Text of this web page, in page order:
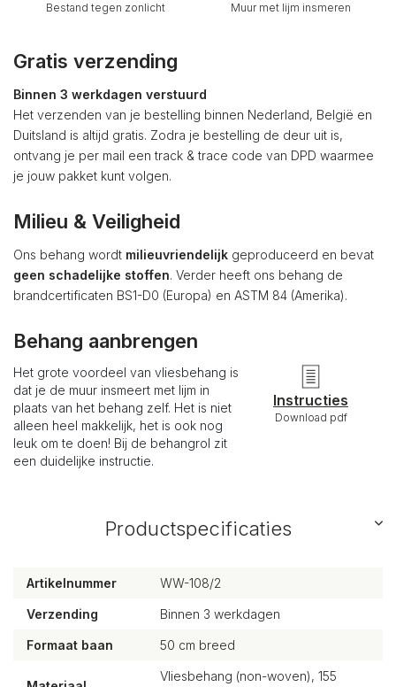
Bestand tegen zonlicht Muur met lijm insmeren
Gratis verzending
Binnen 3 werkdagen verstuurd
Het verzenden van je bestelling binnen Nederland, België en
Duitsland is altijd gratis. Zodra je bestelling de deur uit is,
ontvang je per mail een track & trace code van DPD waarmee
je jouw pakket kunt volgen.
Milieu & Veiligheid
Ons behang wordt milieuvriendelijk geproduceerd en bevat
geen schadelijke stoffen. Verder heeft ons behang de
brandcertificaten BS1-D0 (Europa) en ASTM 84 (Amerika).
Behang aanbrengen
Het grote voordeel van vliesbehang is
dat je de muur insmeert met lijm in
plaats van het behang zelf. Het is niet
alleen heel makkelijk, het is ook nog
leuk om te doen! Bij de behangrol zit
een duidelijke instructie.
Instructies
Download pdf
Productspecificaties
Artikelnummer WW-108/2
Verzending Binnen 3 werkdagen
Formaat baan 50 cm breed
Vliesbehang (non-woven), 155